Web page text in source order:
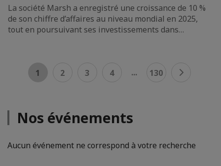
La société Marsh a enregistré une croissance de 10 %
de son chiffre d’affaires au niveau mondial en 2025,
tout en poursuivant ses investissements dans…
1 2 3 4 ... 130
Nos événements
Aucun événement ne correspond à votre recherche